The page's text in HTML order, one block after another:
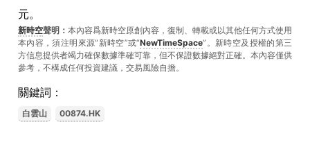
元。
新時空聲明： 本內容爲新時空原創內容，復制、轉載或以其他任何方式使用
本內容，須注明來源“新時空”或“NewTimeSpace”。新時空及授權的第三
方信息提供者竭力確保數據準確可靠，但不保證數據絕對正確。本內容僅供
參考，不構成任何投資建議，交易風險自擔。
關鍵詞：
白雲山 00874.HK